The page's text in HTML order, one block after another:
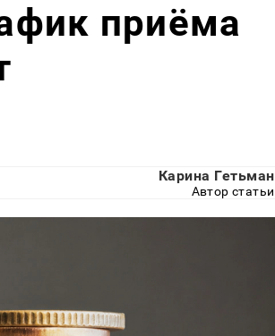
приёма
Карина Гетьман
Автор статьи